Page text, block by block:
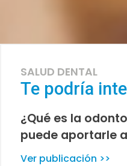
SALUD DENTAL
Te podría
¿Qué es la
puede aportarle
Ver publicación >>